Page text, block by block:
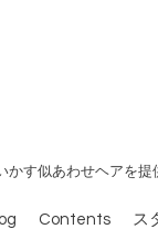
す似あわせヘアを提
Contents ス